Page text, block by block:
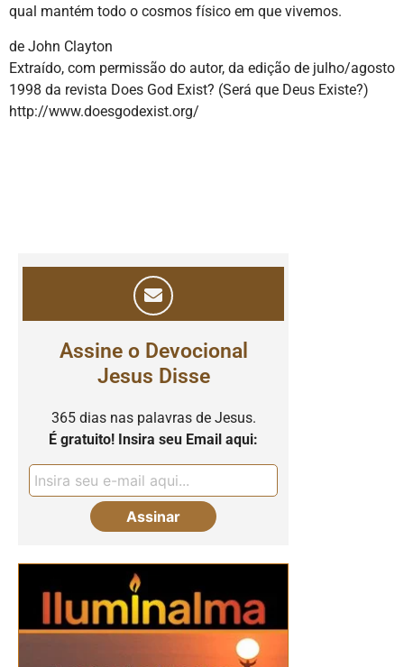
qual mantém todo o cosmos físico em que vivemos.
de John Clayton
Extraído, com permissão do autor, da edição de julho/agosto
1998 da revista Does God Exist? (Será que Deus Existe?)
http://www.doesgodexist.org/
Assine o Devocional
Jesus Disse
365 dias nas palavras de Jesus.
É gratuito! Insira seu Email aqui: